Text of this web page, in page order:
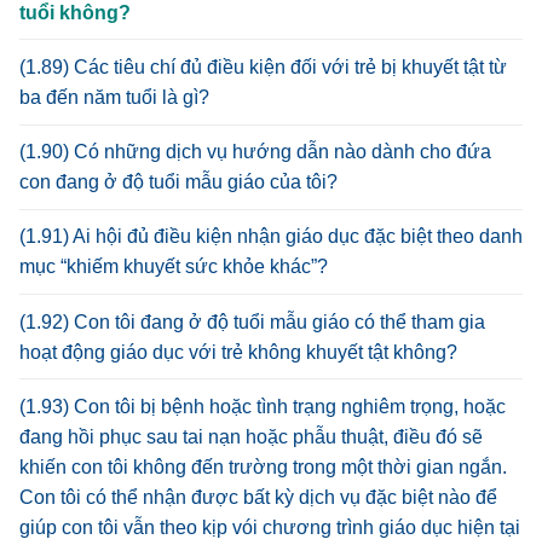
tuổi không?
(1.89) Các tiêu chí đủ điều kiện đối với trẻ bị khuyết tật từ
ba đến năm tuổi là gì?
(1.90) Có những dịch vụ hướng dẫn nào dành cho đứa
con đang ở độ tuổi mẫu giáo của tôi?
(1.91) Ai hội đủ điều kiện nhận giáo dục đặc biệt theo danh
mục “khiếm khuyết sức khỏe khác”?
(1.92) Con tôi đang ở độ tuổi mẫu giáo có thể tham gia
hoạt động giáo dục với trẻ không khuyết tật không?
(1.93) Con tôi bị bệnh hoặc tình trạng nghiêm trọng, hoặc
đang hồi phục sau tai nạn hoặc phẫu thuật, điều đó sẽ
khiến con tôi không đến trường trong một thời gian ngắn.
Con tôi có thể nhận được bất kỳ dịch vụ đặc biệt nào để
giúp con tôi vẫn theo kịp vói chương trình giáo dục hiện tại